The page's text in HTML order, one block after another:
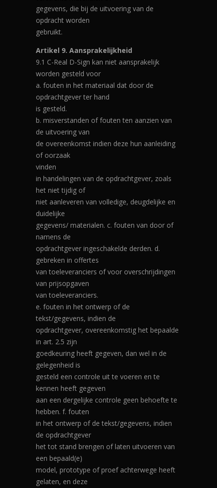
gegevens, die bij de uitvoering van de
opdracht worden
gebruikt.
Artikel 9. Aansprakelijkheid
9.1 C-Real D-Sign kan niet aansprakelijk
worden gesteld voor
a. fouten in het materiaal dat door de
opdrachtgever ter hand
is gesteld.
b. misverstanden of fouten ten aanzien van
de uitvoering van
de overeenkomst indien deze hun aanleiding
of oorzaak
vinden
in handelingen van de opdrachtgever, zoals
het niet tijdig of
niet aanleveren van volledige, deugdelijke en
duidelijke
gegevens/ materialen. c. fouten van door of
namens de
opdrachtgever ingeschakelde derden. d.
gebreken in offertes
van toeleveranciers of voor overschrijdingen
van prijsopgaven
van toeleveranciers.
e. fouten in het ontwerp of de
tekst/gegevens, indien de
opdrachtgever, overeenkomstig het bepaalde
in art. 2.5 zijn
goedkeuring heeft gegeven, dan wel in de
gelegenheid is
gesteld een controle uit te voeren en te
kennen heeft gegeven
aan een dergelijke controle geen behoefte te
hebben. f. fouten
in het ontwerp of de tekst/gegevens, indien
de opdrachtgever
het tot stand brengen of laten uitvoeren van
een bepaald(e)
model, prototype of proef achterwege heeft
gelaten, en deze